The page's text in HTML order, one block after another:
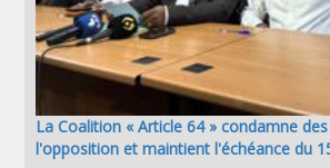
La Coalition « Article 64 » condamne
l'opposition et maintient l'échéance du